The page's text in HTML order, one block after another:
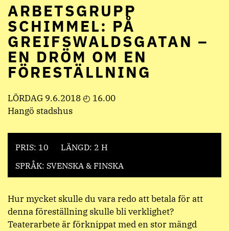
ARBETSGRUPP
SCHIMMEL: PÅ
GREIFSWALDSGATAN –
EN DRÖM OM EN
FÖRESTÄLLNING
LÖRDAG 9.6.2018 ◴ 16.00
Hangö stadshus
PRIS: 10
LÄNGD: 2 H
SPRÅK: SVENSKA & FINSKA
Hur mycket skulle du vara redo att betala för att
denna föreställning skulle bli verklighet?
Teaterarbete är förknippat med en stor mängd